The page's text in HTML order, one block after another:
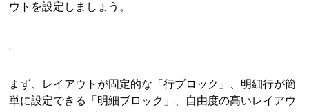
ウトを設定しましょう。
まず、レイアウトが固定的な「行ブロック」、明細行が簡
単に設定できる「明細ブロック」、自由度の高いレイアウ